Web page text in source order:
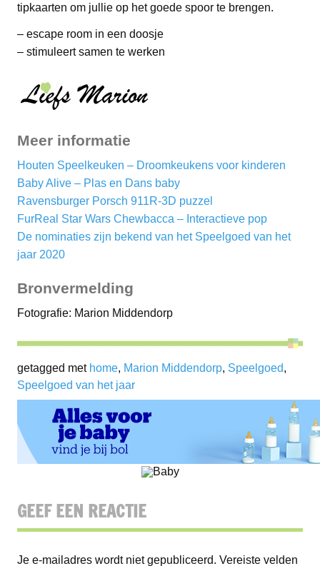
tipkaarten om jullie op het goede spoor te brengen.
– escape room in een doosje
– stimuleert samen te werken
Meer informatie
Houten Speelkeuken – Droomkeukens voor kinderen
Baby Alive – Plas en Dans baby
Ravensburger Porsch 911R-3D puzzel
FurReal Star Wars Chewbacca – Interactieve pop
De nominaties zijn bekend van het Speelgoed van het
jaar 2020
Bronvermelding
Fotografie: Marion Middendorp
getagged met home, Marion Middendorp, Speelgoed,
Speelgoed van het jaar
GEEF EEN REACTIE
Je e-mailadres wordt niet gepubliceerd. Vereiste velden